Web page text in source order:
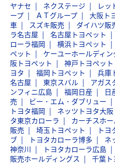
ヤナセ ネクステージ レッ
ープ
ＡＴグループ 大阪ト
車
スズキ販売 ダイハツ販
ラ名古屋
名古屋トヨペット
ローラ福岡
横浜トヨペット
ペット
ケーユーホールディン
阪トヨペット
神戸トヨペット
ヨタ
福岡トヨペット 兵庫
名古屋
東京スバル アガス
ンフィニ広島
福岡日産 日
売
ビー・エム・ダブリュー
トヨタ福岡
ネッツトヨタ大阪
タ東京カローラ
カーチスホ
販売
埼玉トヨペット トヨ
ブ
トヨタカローラ博多 ネ
神奈川
トヨタカローラ広島
販売ホールディングス
千葉